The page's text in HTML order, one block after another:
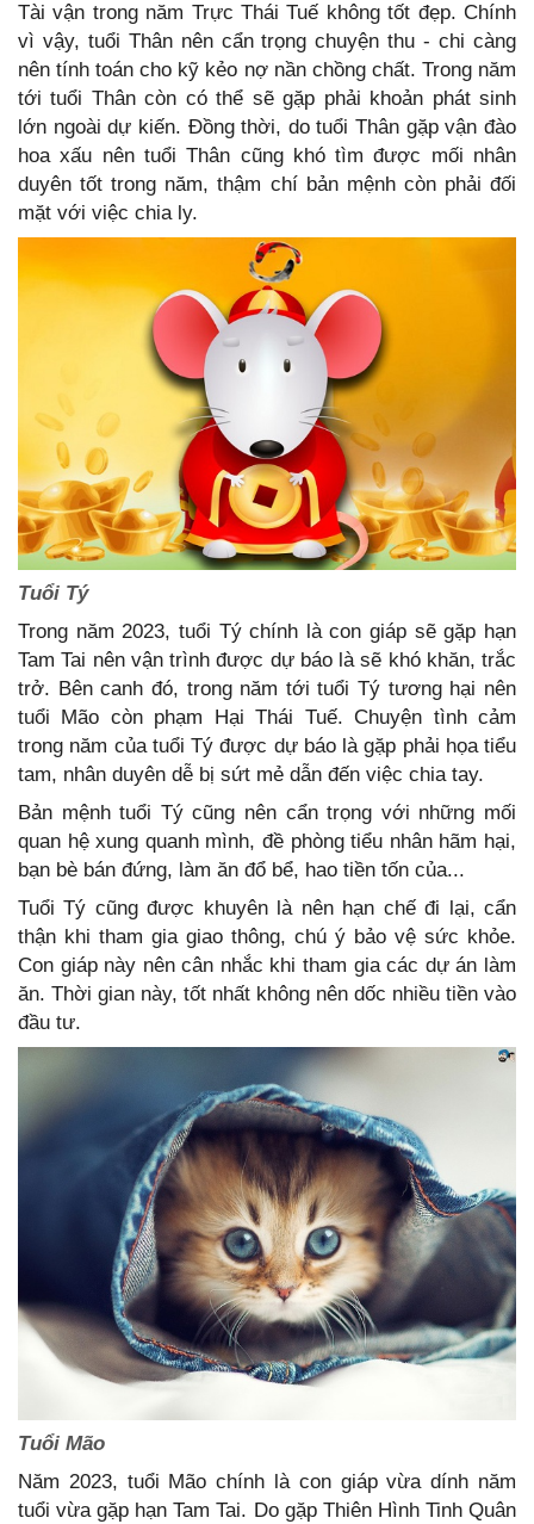
Tài vận trong năm Trực Thái Tuế không tốt đẹp. Chính
vì vậy, tuổi Thân nên cẩn trọng chuyện thu - chi càng
nên tính toán cho kỹ kẻo nợ nần chồng chất. Trong năm
tới tuổi Thân còn có thể sẽ gặp phải khoản phát sinh
lớn ngoài dự kiến. Đồng thời, do tuổi Thân gặp vận đào
hoa xấu nên tuổi Thân cũng khó tìm được mối nhân
duyên tốt trong năm, thậm chí bản mệnh còn phải đối
mặt với việc chia ly.
Tuổi Tý
Trong năm 2023, tuổi Tý chính là con giáp sẽ gặp hạn
Tam Tai nên vận trình được dự báo là sẽ khó khăn, trắc
trở. Bên canh đó, trong năm tới tuổi Tý tương hại nên
tuổi Mão còn phạm Hại Thái Tuế. Chuyện tình cảm
trong năm của tuổi Tý được dự báo là gặp phải họa tiểu
tam, nhân duyên dễ bị sứt mẻ dẫn đến việc chia tay.
Bản mệnh tuổi Tý cũng nên cẩn trọng với những mối
quan hệ xung quanh mình, đề phòng tiểu nhân hãm hại,
bạn bè bán đứng, làm ăn đổ bể, hao tiền tốn của...
Tuổi Tý cũng được khuyên là nên hạn chế đi lại, cẩn
thận khi tham gia giao thông, chú ý bảo vệ sức khỏe.
Con giáp này nên cân nhắc khi tham gia các dự án làm
ăn. Thời gian này, tốt nhất không nên dốc nhiều tiền vào
đầu tư.
Tuổi Mão
Năm 2023, tuổi Mão chính là con giáp vừa dính năm
tuổi vừa gặp hạn Tam Tai. Do gặp Thiên Hình Tinh Quân